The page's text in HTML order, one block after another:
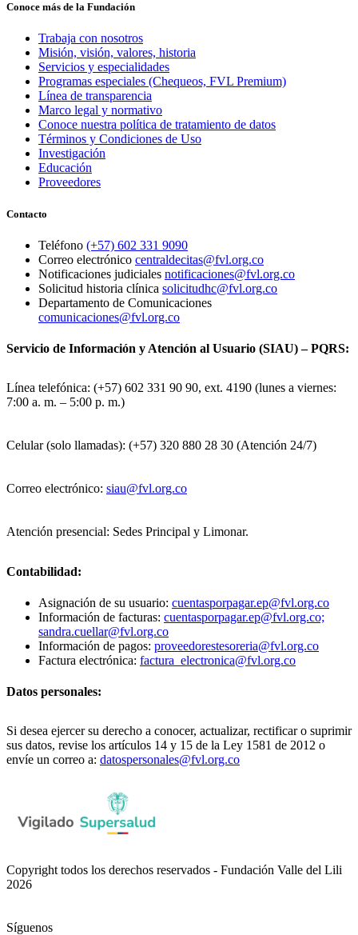
Conoce más de la Fundación
Trabaja con nosotros
Misión, visión, valores, historia
Servicios y especialidades
Programas especiales (Chequeos, FVL Premium)
Línea de transparencia
Marco legal y normativo
Conoce nuestra política de tratamiento de datos
Términos y Condiciones de Uso
Investigación
Educación
Proveedores
Contacto
Teléfono (+57) 602 331 9090
Correo electrónico centraldecitas@fvl.org.co
Notificaciones judiciales notificaciones@fvl.org.co
Solicitud historia clínica solicitudhc@fvl.org.co
Departamento de Comunicaciones
comunicaciones@fvl.org.co
Servicio de Información y Atención al Usuario (SIAU) – PQRS:
Línea telefónica: (+57) 602 331 90 90, ext. 4190 (lunes a viernes:
7:00 a. m. – 5:00 p. m.)
Celular (solo llamadas): (+57) 320 880 28 30 (Atención 24/7)
Correo electrónico: siau@fvl.org.co
Atención presencial: Sedes Principal y Limonar.
Contabilidad:
Asignación de su usuario: cuentasporpagar.ep@fvl.org.co
Información de facturas: cuentasporpagar.ep@fvl.org.co;
sandra.cuellar@fvl.org.co
Información de pagos: proveedorestesoreria@fvl.org.co
Factura electrónica: factura_electronica@fvl.org.co
Datos personales:
Si desea ejercer su derecho a conocer, actualizar, rectificar o suprimir
sus datos, revise los artículos 14 y 15 de la Ley 1581 de 2012 o
envíe un correo a: datospersonales@fvl.org.co
Copyright todos los derechos reservados - Fundación Valle del Lili
2026
Síguenos